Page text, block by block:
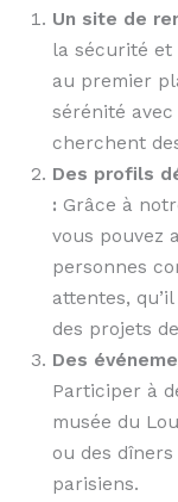
Un site de
la sécurité et
au premier
sérénité avec
cherchent
Des profils
: Grâce à
vous pouvez
personnes
attentes, qu’il
des projets
Des
Participer à
musée du
ou des
parisiens.